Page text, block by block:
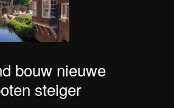
bouw nieuwe
steiger